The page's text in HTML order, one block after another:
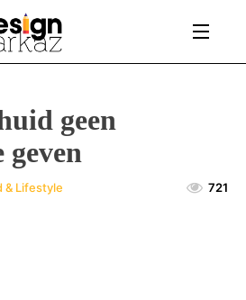
geen
geven
& Lifestyle 721